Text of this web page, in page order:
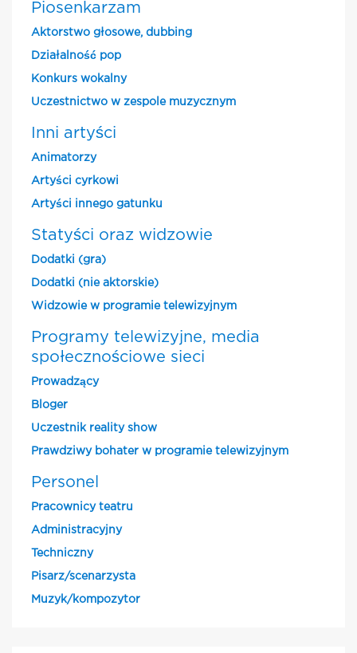
Piosenkarzam
Aktorstwo głosowe, dubbing
Działalność pop
Konkurs wokalny
Uczestnictwo w zespole muzycznym
Inni artyści
Animatorzy
Artyści cyrkowi
Artyści innego gatunku
Statyści oraz widzowie
Dodatki (gra)
Dodatki (nie aktorskie)
Widzowie w programie telewizyjnym
Programy telewizyjne, media
społecznościowe sieci
Prowadzący
Bloger
Uczestnik reality show
Prawdziwy bohater w programie telewizyjnym
Personel
Pracownicy teatru
Administracyjny
Techniczny
Pisarz/scenarzysta
Muzyk/kompozytor